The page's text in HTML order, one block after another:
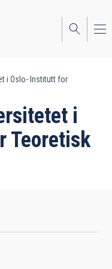
i Oslo- Institutt for
i
Teoretisk